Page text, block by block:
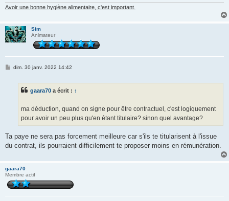
Avoir une bonne hygiène alimentaire, c'est important.
Sim
Animateur
Mdim. 30 janv. 2022 14:42
gaara70 a écrit : ↑
ma déduction, quand on signe pour être contractuel, c'est logiquement
pour avoir un peu plus qu'en étant titulaire? sinon quel avantage?
Ta paye ne sera pas forcement meilleure car s'ils te titularisent à l'issue
du contrat, ils pourraient difficilement te proposer moins en rémunération.
gaara70
Membre actif